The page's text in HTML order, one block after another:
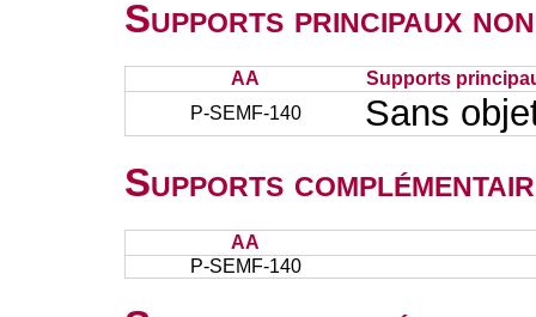
Supports principaux
AA
Supports
P-SEMF-140
Sans
Supports
AA
P-SEMF-140